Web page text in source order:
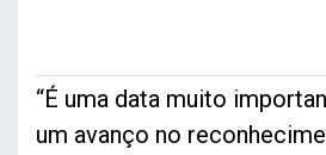
“É uma data muito
um avanço no